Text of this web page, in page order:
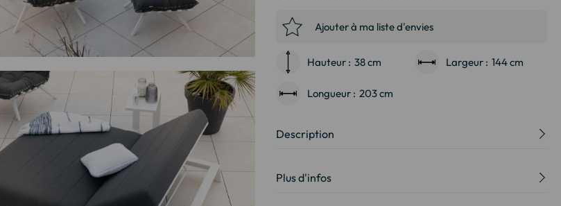
Ajouter à ma liste d'envies
Hauteur : 38 cm Largeur : 144 cm
Longueur : 203 cm
Description
Plus d'infos